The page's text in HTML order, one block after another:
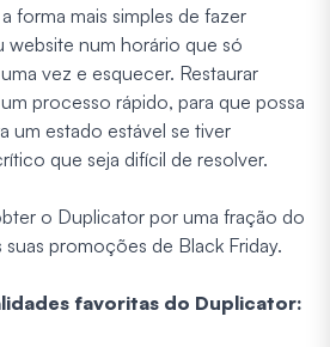
forma mais simples de fazer
website num horário que só
vez e esquecer. Restaurar
processo rápido, para que possa
um estado estável se tiver
que seja difícil de resolver.
o Duplicator por uma fração do
promoções de Black Friday.
favoritas do Duplicator: